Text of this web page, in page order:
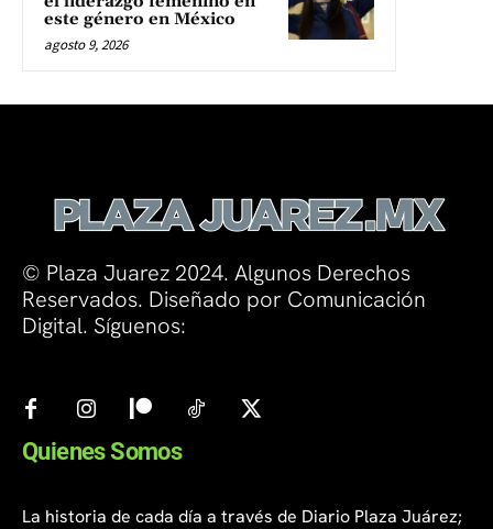
este género en México
agosto 9, 2026
© Plaza Juarez 2024. Algunos Derechos
Reservados. Diseñado por Comunicación
Digital. Síguenos:
Quienes Somos
La historia de cada día a través de Diario Plaza Juárez;